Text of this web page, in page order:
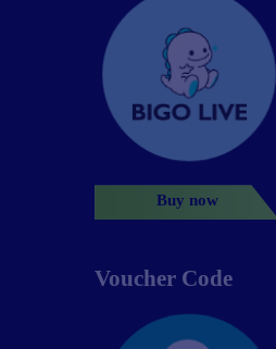
Buy now
Voucher Code